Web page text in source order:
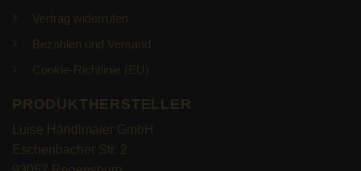
Vertrag widerrufen
Bezahlen und Versand
Cookie-Richtlinie (EU)
PRODUKTHERSTELLER
Luise Händlmaier GmbH
Eschenbacher Str. 2